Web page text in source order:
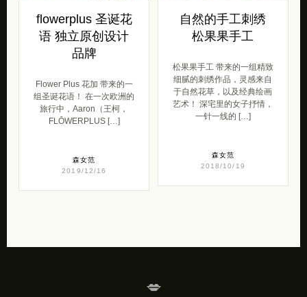
flowerplus 圣诞花
语 独立原创设计
品牌
Flower Plus 花加 带来的一
组圣诞花语！ 在一次欧洲的
旅行中，Aaron（王柯，
FLŌWERPLUS […]
森女范
2019/12/16
自然的手工刺绣
松果果手工
松果果手工 带来的一组精致
细腻的刺绣作品，灵感来自
于自然花草，以及经典绘画
艺术！ 深宅里的女子抒情，
一针一线的 […]
森女范
2018/10/19
💋